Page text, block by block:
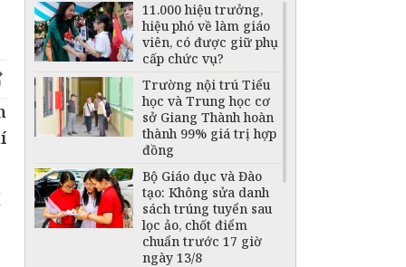
11.000 hiệu trưởng,
hiệu phó về làm giáo
viên, có được giữ phụ
cấp chức vụ?
Trường nội trú Tiểu
học và Trung học cơ
sở Giang Thành hoàn
thành 99% giá trị hợp
đồng
Bộ Giáo dục và Đào
tạo: Không sửa danh
sách trúng tuyển sau
lọc ảo, chốt điểm
chuẩn trước 17 giờ
ngày 13/8